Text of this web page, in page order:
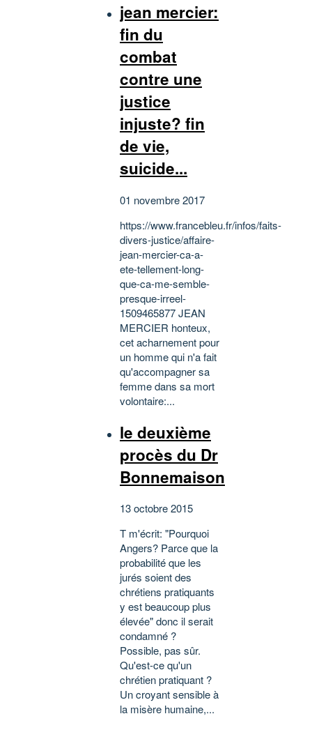
jean mercier:
fin du
combat
contre une
justice
injuste? fin
de vie,
suicide...
01 novembre 2017
https://www.francebleu.fr/infos/faits-
divers-justice/affaire-
jean-mercier-ca-a-
ete-tellement-long-
que-ca-me-semble-
presque-irreel-
1509465877 JEAN
MERCIER honteux,
cet acharnement pour
un homme qui n'a fait
qu'accompagner sa
femme dans sa mort
volontaire:...
le deuxième
procès du Dr
Bonnemaison
13 octobre 2015
T m'écrit: "Pourquoi
Angers? Parce que la
probabilité que les
jurés soient des
chrétiens pratiquants
y est beaucoup plus
élevée" donc il serait
condamné ?
Possible, pas sûr.
Qu'est-ce qu'un
chrétien pratiquant ?
Un croyant sensible à
la misère humaine,...